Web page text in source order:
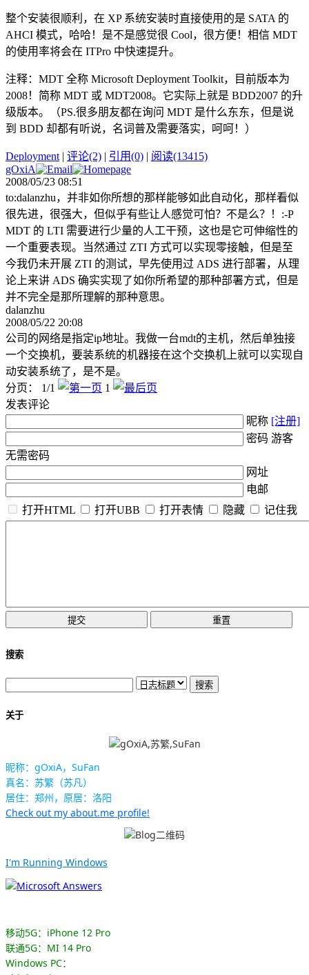
整个安装很顺利，在 XP 系统安装时直接使用的是 SATA 的
AHCI 模式，哈哈！是不是感觉很 Cool，很方便！相信 MDT
的使用率将会在 ITPro 中快速提升。
注释：MDT 全称 Microsoft Deployment Toolkit，目前版本为
2008！简称 MDT 或 MDT2008。它实际上就是 BDD2007 的升
级版本。（PS.很多朋友都在询问 MDT 是什么东东，但是说
到 BDD 却都有听说，名词普及需要落实，呵呵！）
Deployment| 评论(2) | 引用(0) | 阅读(13415)
gOxiA
2008/05/23 08:51
to:dalanzhu，并非如你所想的那样能够如此自动化，那样看似
很先进，很强大，但似乎有些让人感觉可怕？不是么？！:-P
MDT 的 LTI 需要进行少量的人工干预，这也是它可伸缩性的
一个重要表现。当然通过 ZTI 方式可以实现零接触，但是至
今我仍未开展 ZTI 的测试，早先使用过 ADS 进行部署，从理
论上来讲 ADS 确实实现了如你所希望的那种部署方式，但是
并不完全是那所理解的那种意思。
dalanzhu
2008/05/22 20:08
公司的网络是指定ip地址。我做一台mdt的主机，然后单独接
一个交换机，要装系统的机器接在这个交换机上就可以实现自
动安装系统了，是不是。
分页： 1/1
1
发表评论
昵称 [注册]
密码 游客
无需密码
网址
电邮
打开HTML
打开UBB 打开表情 隐藏 记住我
搜索
关于
昵称：gOxiA，SuFan
真名：苏繁（苏凡）
居住：郑州，原居：洛阳
Check out my about.me profile!
I'm Running Windows
移动5G：iPhone 12 Pro
联通5G：MI 14 Pro
Windows PC：